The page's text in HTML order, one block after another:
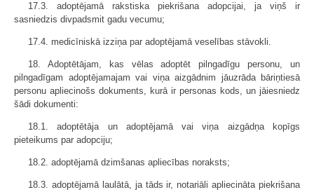
17.3. adoptējamā rakstiska piekrišana adopcijai, ja viņš ir
sasniedzis divpadsmit gadu vecumu;
17.4. medicīniskā izziņa par adoptējamā veselības stāvokli.
18. Adoptētājam, kas vēlas adoptēt pilngadīgu personu, un
pilngadīgam adoptējamajam vai viņa aizgādnim jāuzrāda bāriņtiesā
personu apliecinošs dokuments, kurā ir personas kods, un jāiesniedz
šādi dokumenti:
18.1. adoptētāja un adoptējamā vai viņa aizgādņa kopīgs
pieteikums par adopciju;
18.2. adoptējamā dzimšanas apliecības noraksts;
18.3. adoptējamā laulātā, ja tāds ir, notariāli apliecināta piekrišana